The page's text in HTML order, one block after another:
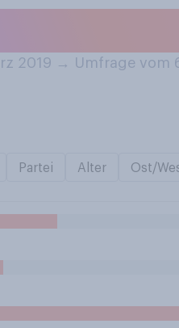
2019 → Umfrage vom
Partei Alter Ost/